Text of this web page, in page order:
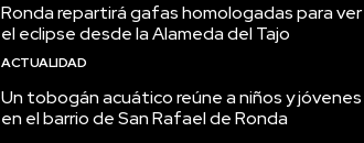
Ronda repartirá gafas homologadas para ver
el eclipse desde la Alameda del Tajo
ACTUALIDAD
Un tobogán acuático reúne a niños y jóvenes
en el barrio de San Rafael de Ronda